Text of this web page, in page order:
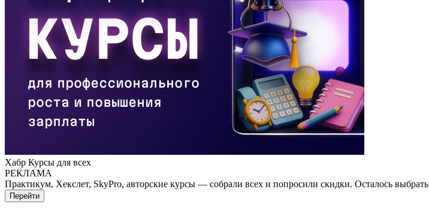
Хабр Курсы для всех
РЕКЛАМА
Практикум, Хекслет, SkyPro, авторские курсы — собрали всех и попросили скидки. Осталось
Перейти